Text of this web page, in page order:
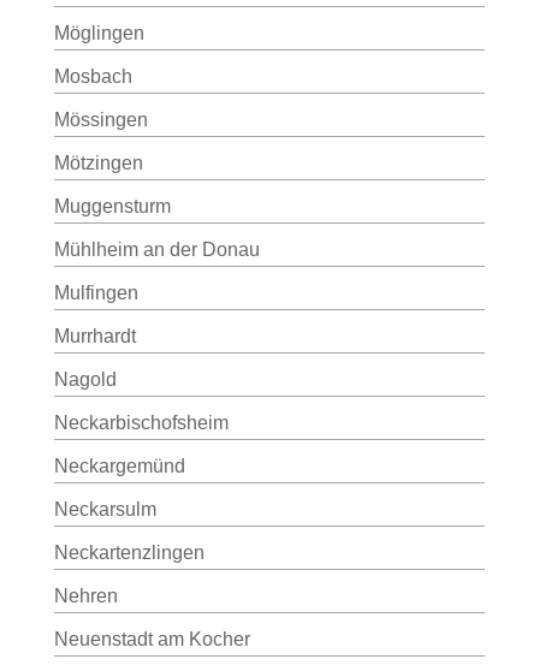
Möglingen
Mosbach
Mössingen
Mötzingen
Muggensturm
Mühlheim an der Donau
Mulfingen
Murrhardt
Nagold
Neckarbischofsheim
Neckargemünd
Neckarsulm
Neckartenzlingen
Nehren
Neuenstadt am Kocher